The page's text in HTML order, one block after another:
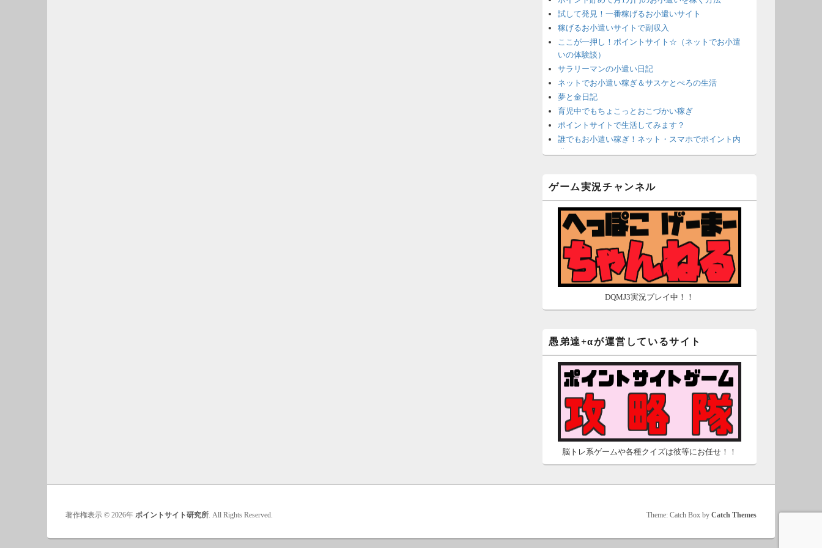
試して発見！一番稼げるお小遣いサイト
稼げるお小遣いサイトで副収入
ここが一押し！ポイントサイト☆（ネットでお小遣
いの体験談）
サラリーマンの小遣い日記
ネットでお小遣い稼ぎ＆サスケとぺろの生活
夢と金日記
育児中でもちょこっとおこづかい稼ぎ
ポイントサイトで生活してみます？
誰でもお小遣い稼ぎ！ネット・スマホでポイント内
沈黙は金なり
ポイントがお金に！？-空いた時間でちょい稼ぎ-
在宅deお小遣い！～小銭だって集めれば諭吉になる
ネット収入攻略ナビ
ポイントサイトは安全？危険？お小遣い稼ぎサイト
の使い方ガイド
ゲーム実況チャンネル
DQMJ3実況プレイ中！！
愚弟達+αが運営しているサイト
脳トレ系ゲームや各種クイズは彼等にお任せ！！
著作権表示 © 2026年 ポイントサイト研究所. All Rights Reserved. Theme: Catch Box by Catch Themes